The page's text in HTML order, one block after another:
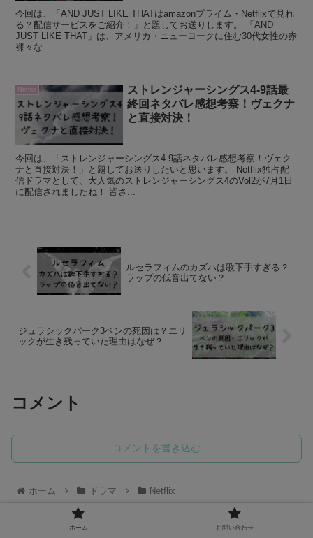
今回は、「AND JUST LIKE THATはamazonプライム・Netflixで見れ
る？配信サービスをご紹介！」と題してお送りします。 「AND
JUST LIKE THAT」は、アメリカ・ニューヨークに住む30代女性の赤
裸々な...
Netflix
ストレンジャーシングス4‐9話最
終回ネタバレ感想考察！ヴェクナ
と直接対決！
今回は、「ストレンジャーシングス4‐9話ネタバレ感想考察！ヴェク
ナと直接対決！」と題してお送りしたいと思います。 Netflix独占配
信ドラマとして、大人気のストレンジャーシングス4のVol2が7月1日
に配信されましたね！ 皆さ...
ルセラフィムのカズハは歌下手すぎる？
ラップの低音出てない？
ジュラシックパーク3ベンの死因は？エリ
ックが生き残っていた理由はなぜ？
コメント
コメントを書き込む
ホーム ドラマ Netflix
ホーム お問い合わせ